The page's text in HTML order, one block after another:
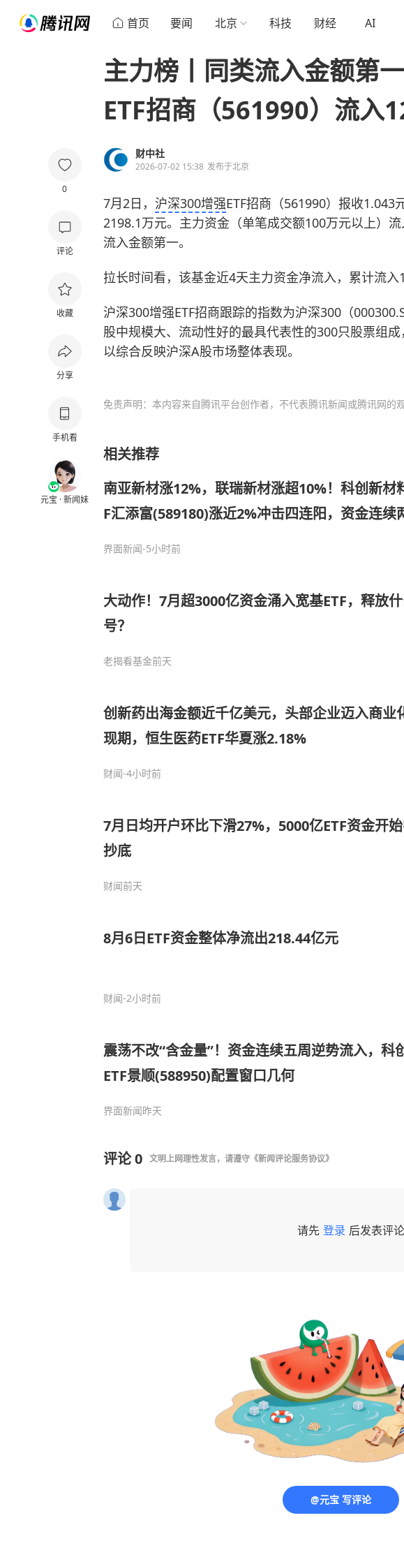
首页 要闻 北京 科技 财经 AI
0
评论
收藏
分享
手机看
元宝 · 新闻妹
主力榜丨同类流入金额第
ETF招商（561990）流入
财中社
2026-07-02 15:38 发布于北京
7月2日， 沪深300增强ETF招商（561990）报收1.043
2198.1万元。主力资金（单笔成交额100万元以上）
流入金额第一。
拉长时间看，该基金近4天主力资金净流入，累计流入
沪深300增强ETF招商跟踪的指数为沪深300（
股中规模大、流动性好的最具代表性的300只股票组成
以综合反映沪深A股市场整体表现。
免责声明：本内容来自腾讯平台创作者，不代表腾讯新闻或腾讯网的观
相关推荐
南亚新材涨12%，联瑞新材涨超10%！科创新材
F汇添富(589180)涨近2%冲击四连阳，资金连续
界面新闻-5小时前
大动作！7月超3000亿资金涌入宽基ETF，释放
号？
老揭看基金前天
创新药出海金额近千亿美元，头部企业迈入商业
现期，恒生医药ETF华夏涨2.18%
财闻-4小时前
7月日均开户环比下滑27%，5000亿ETF资金开
抄底
财闻前天
8月6日ETF资金整体净流出218.44亿元
财闻-2小时前
震荡不改“含金量”！资金连续五周逆势流入，科
ETF景顺(588950)配置窗口几何
界面新闻昨天
评论0 文明上网理性发言，请遵守 《新闻评论服务协议》
请先 登录 后发表评
@元宝 写评论